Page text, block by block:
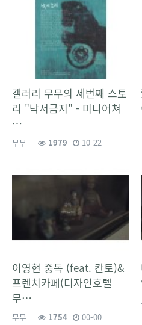
갤러리 무무의 세번째 스토
리 "낙서금지" - 미니어쳐
…
무무 1979 10-22
이영현 중독 (feat. 칸토)&
프렌치카페(디자인호텔
무…
무무 1754 00-00